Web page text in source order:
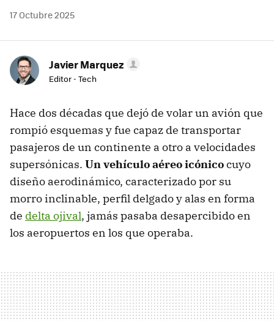
17 Octubre 2025
Javier Marquez
Editor - Tech
Hace dos décadas que dejó de volar un avión que
rompió esquemas y fue capaz de transportar
pasajeros de un continente a otro a velocidades
supersónicas. Un vehículo aéreo icónicocuyo
diseño aerodinámico, caracterizado por su
morro inclinable, perfil delgado y alas en forma
de delta ojival, jamás pasaba desapercibido en
los aeropuertos en los que operaba.